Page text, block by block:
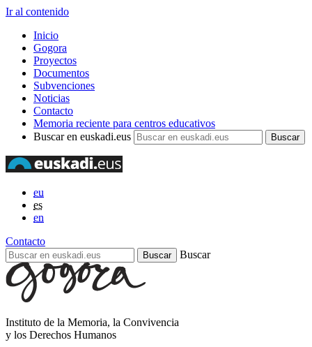
Ir al contenido
Inicio
Gogora
Proyectos
Documentos
Subvenciones
Noticias
Contacto
Memoria reciente para centros educativos
Buscar en euskadi.eus
eu
es
en
Contacto
Buscar
Instituto de la Memoria, la Convivencia
y los Derechos Humanos